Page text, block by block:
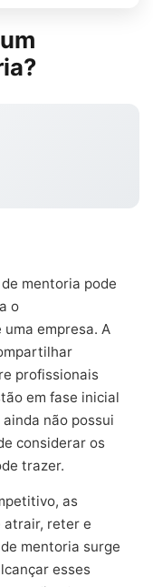
mentoria pode
o
empresa. A
profissionais
em fase inicial
não possui
considerar os
trazer.
as
atrair, reter e
mentoria surge
esses